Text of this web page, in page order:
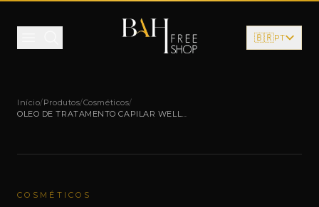
🇧🇷PT
Início/Produtos/Cosméticos/
OLEO DE TRATAMENTO CAPILAR WELLA
COSMÉTICOS